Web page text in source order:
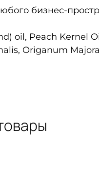
бизнес-
oil, Peach Kernel
Origanum